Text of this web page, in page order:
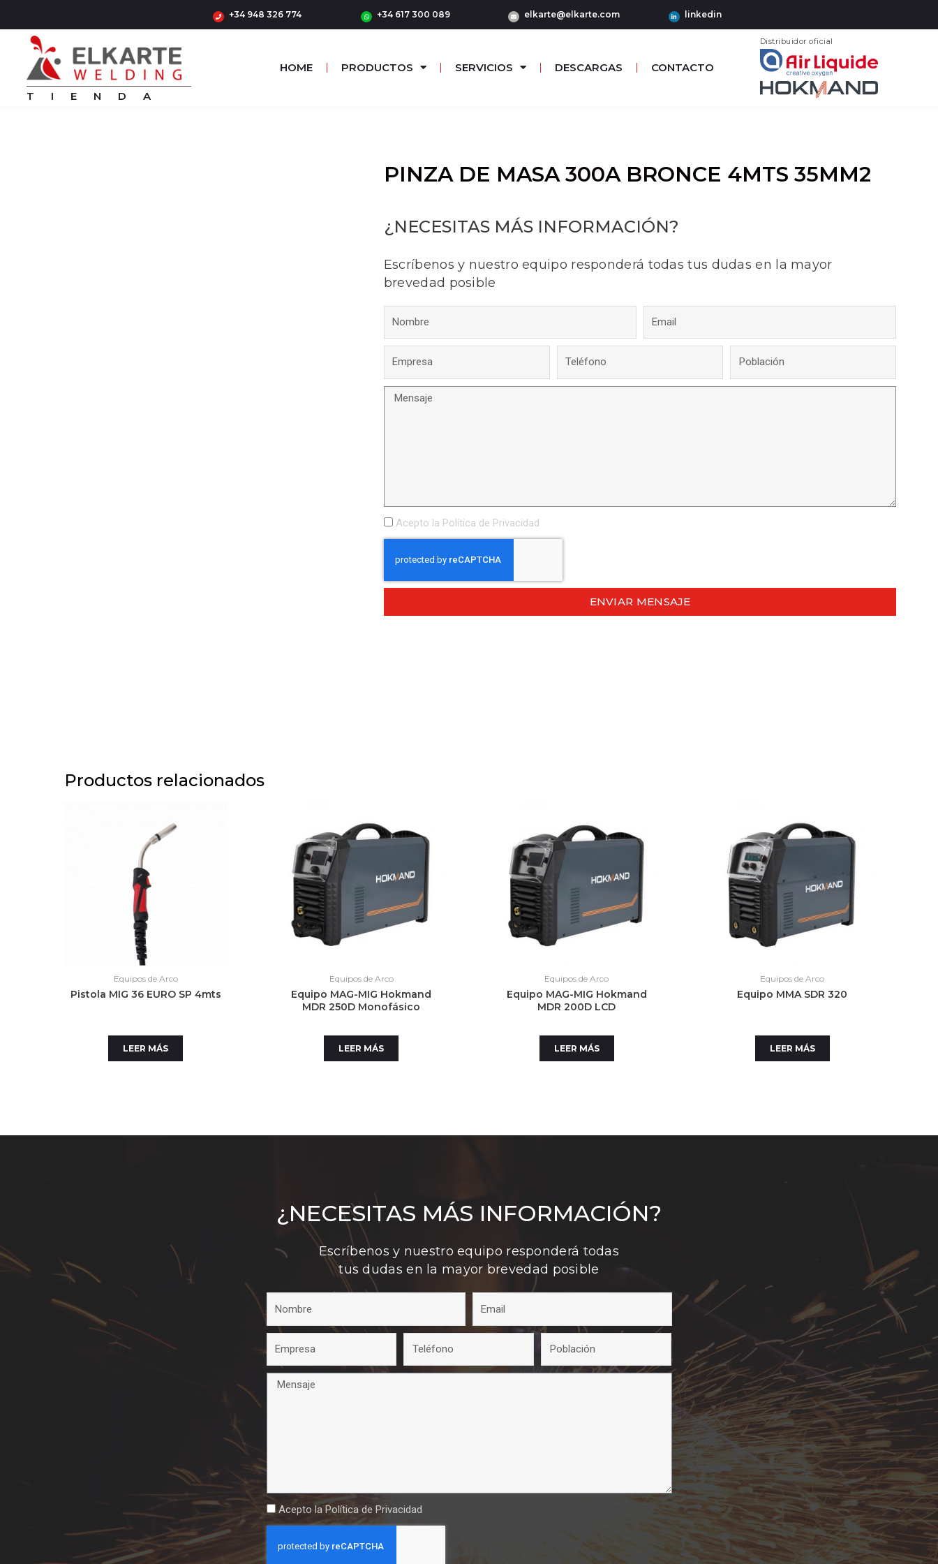
+34 948 326 774 +34 617 300 089 elkarte@elkarte.com linkedin
TIENDA
HOME PRODUCTOS SERVICIOS DESCARGAS CONTACTO
Distribuidor oficial
PINZA DE MASA 300A BRONCE 4MTS 35MM2
¿NECESITAS MÁS INFORMACIÓN?
Escríbenos y nuestro equipo responderá todas tus dudas en la mayor
brevedad posible
Acepto la Política de Privacidad
ENVIAR MENSAJE
Productos relacionados
Equipos de Arco
Pistola MIG 36 EURO SP 4mts
LEER MÁS
Equipos de Arco
Equipo MAG-MIG Hokmand
MDR 250D Monofásico
LEER MÁS
Equipos de Arco
Equipo MAG-MIG Hokmand
MDR 200D LCD
LEER MÁS
Equipos de Arco
Equipo MMA SDR 320
LEER MÁS
¿NECESITAS MÁS INFORMACIÓN?
Escríbenos y nuestro equipo responderá todas
tus dudas en la mayor brevedad posible
Acepto la Política de Privacidad